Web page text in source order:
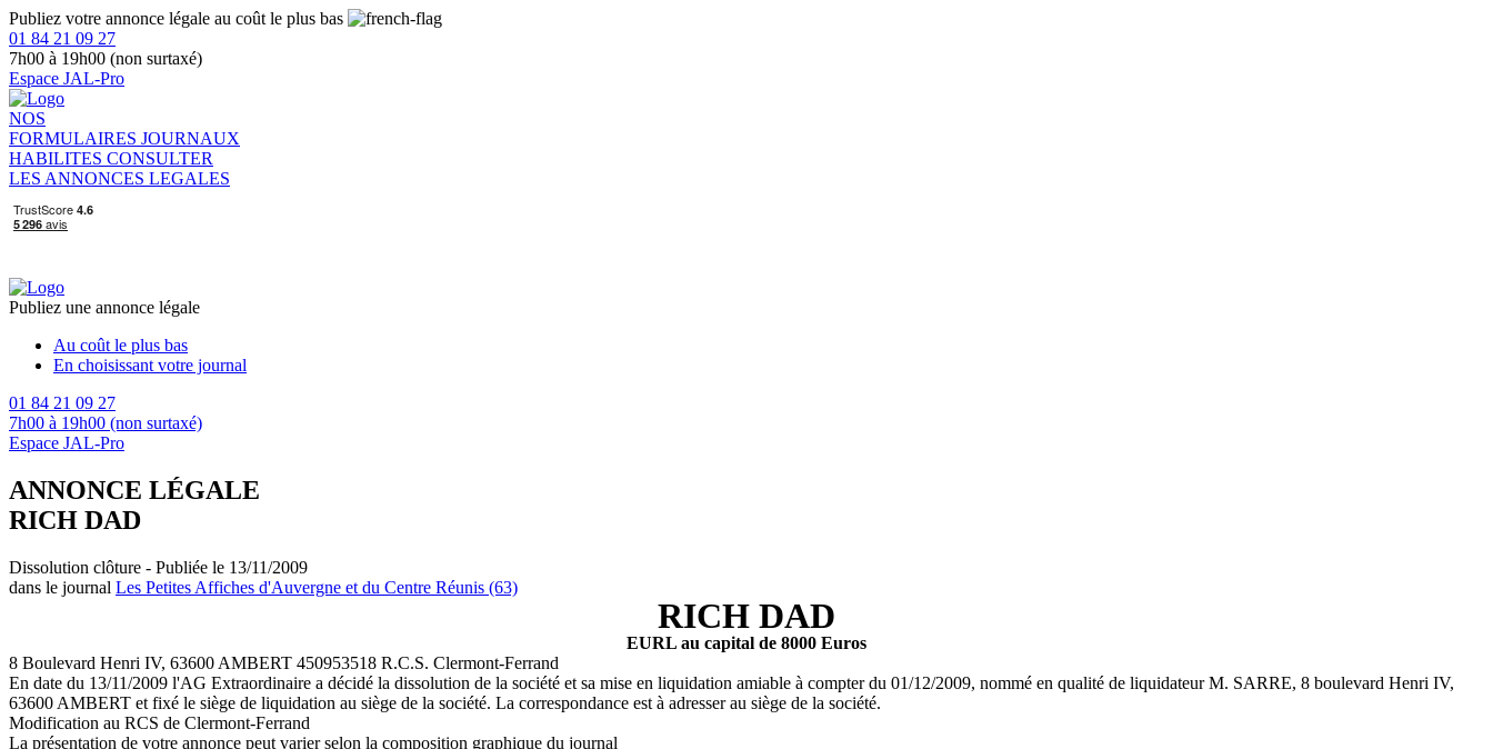
Publiez votre annonce légale au coût le plus bas
01 84 21 09 27
7h00 à 19h00 (non surtaxé)
Espace JAL-Pro
NOS
FORMULAIRES JOURNAUX
HABILITES CONSULTER
LES ANNONCES LEGALES
Publiez une annonce légale
Au coût le plus bas
En choisissant votre journal
01 84 21 09 27
7h00 à 19h00 (non surtaxé)
Espace JAL-Pro
ANNONCE LÉGALE
RICH DAD
Dissolution clôture - Publiée le 13/11/2009
dans le journal Les Petites Affiches d'Auvergne et du Centre Réunis (63)
RICH DAD
EURL au capital de 8000 Euros
8 Boulevard Henri IV, 63600 AMBERT 450953518 R.C.S. Clermont-Ferrand
En date du 13/11/2009 l'AG Extraordinaire a décidé la dissolution de la société et sa mise en liquidation amiable à compter du 01/12/2009, nommé en qualité de liquidateur M. SARRE, 8 boulevard Henri IV,
63600 AMBERT et fixé le siège de liquidation au siège de la société. La correspondance est à adresser au siège de la société.
Modification au RCS de Clermont-Ferrand
La présentation de votre annonce peut varier selon la composition graphique du journal